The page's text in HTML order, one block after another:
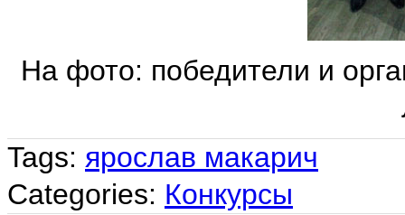
На фото: победители и
Tags: ярослав макарич
Categories: Конкурсы